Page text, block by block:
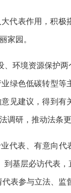
代表作用，积
家园。
、环境资源保护
绿色低碳转型
见建议，得到
调研，推动法条
代表、有意向
到基层必访代表
表参与立法、